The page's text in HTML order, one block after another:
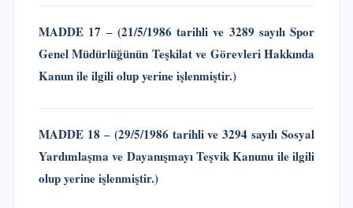
MADDE 17 ‒ (21/5/1986 tarihli ve 3289 sayılı Spor
Genel Müdürlüğünün Teşkilat ve Görevleri Hakkında
Kanunile ilgili olup yerine işlenmiştir.)
MADDE 18 ‒ (29/5/1986 tarihli ve 3294 sayılı Sosyal
Yardımlaşma ve Dayanışmayı Teşvik Kanunu ile ilgili
olup yerine işlenmiştir.)